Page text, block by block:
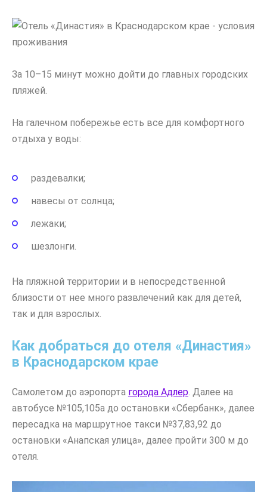
За 10–15 минут можно дойти до главных городских
пляжей.
На галечном побережье есть все для комфортного
отдыха у воды:
раздевалки;
навесы от солнца;
лежаки;
шезлонги.
На пляжной территории и в непосредственной
близости от нее много развлечений как для детей,
так и для взрослых.
Как добраться до отеля «Династия»
в Краснодарском крае
Самолетом до аэропорта города Адлер. Далее на
автобусе №105,105а до остановки «Сбербанк», далее
пересадка на маршрутное такси №37,83,92 до
остановки «Анапская улица», далее пройти 300 м до
отеля.